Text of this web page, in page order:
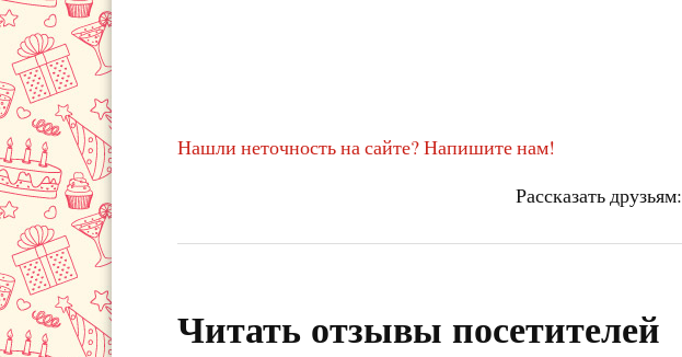
Нашли неточность на сайте? Напишите нам!
Рассказать друзьям:
Читать отзывы посетителей